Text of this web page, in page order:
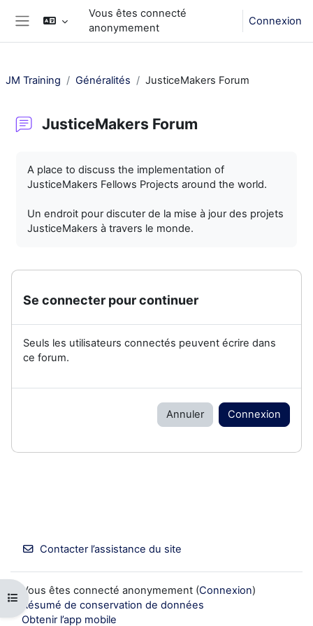
Passer au contenu principal
Panneau latéral
Vous êtes connecté
anonymement
Connexion
Ouvrir l’index du cours
JM Training Généralités JusticeMakers Forum
JusticeMakers Forum
A place to discuss the implementation of
JusticeMakers Fellows Projects around the world.
Un endroit pour discuter de la mise à jour des projets
JusticeMakers à travers le monde.
Se connecter pour continuer
Seuls les utilisateurs connectés peuvent écrire dans
ce forum.
Annuler Connexion
Contacter l’assistance du site
Vous êtes connecté anonymement (Connexion)
Résumé de conservation de données
Obtenir l’app mobile